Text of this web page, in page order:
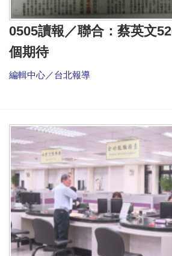
0505讀報／聯合：蔡英文
個期待
編輯中心／台北報導